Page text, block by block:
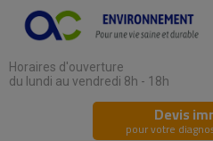
Horaires d'ouverture
du lundi au vendredi 8h - 18h
Devis
pour votre